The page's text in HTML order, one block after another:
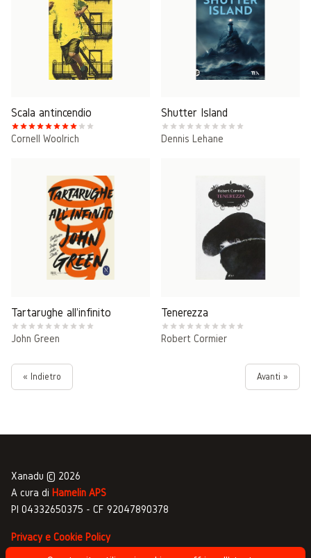
Scala antincendio
Cornell Woolrich
Shutter Island
Dennis Lehane
Tartarughe all'infinito
John Green
Tenerezza
Robert Cormier
« Indietro Avanti »
Xanadu © 2026
A cura di Hamelin APS
PI 04332650375 - CF 92047890378
Privacy e Cookie Policy